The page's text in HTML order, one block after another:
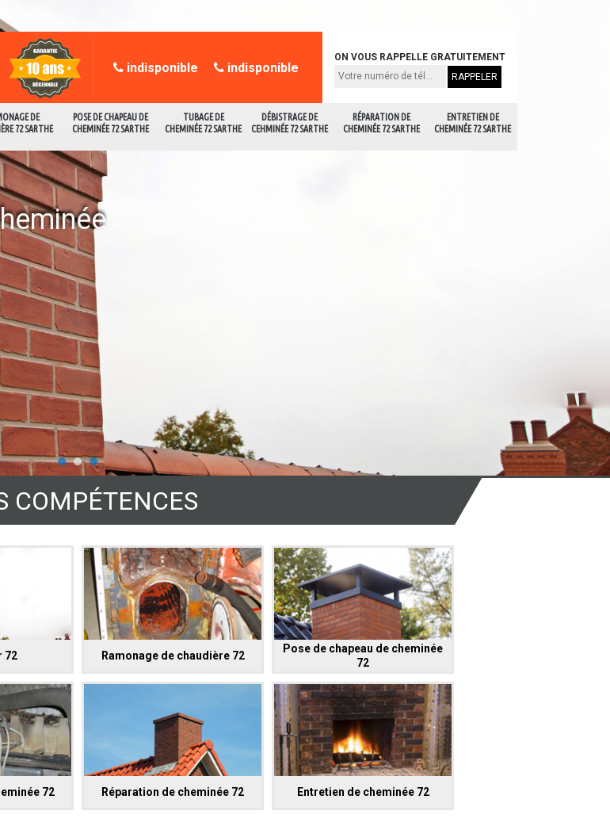
DE
72 SARTHE
POSE DE CHAPEAU DE
CHEMINÉE 72 SARTHE
TUBAGE DE
CHEMINÉE 72 SARTHE
DÉBISTRAGE DE
CEHMINÉE 72 SARTHE
RÉPARATION DE
CHEMINÉE 72 SARTHE
ENTRETIEN DE
CHEMINÉE 72 SARTHE
indisponible indisponible
ON VOUS RAPPELLE GRATUITEMENT
COMPÉTENCES
72 Ramonage de chaudière 72
Pose de chapeau de cheminée
72
72 Réparation de cheminée 72 Entretien de cheminée 72